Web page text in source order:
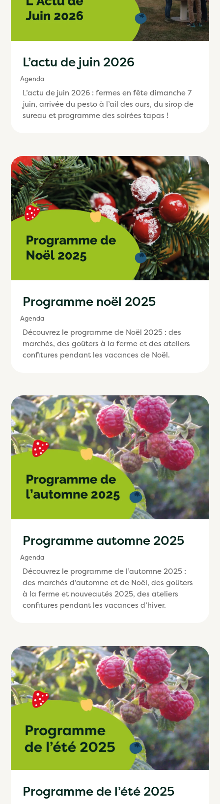
L’actu de juin 2026
Agenda
L’actu de juin 2026 : fermes en fête dimanche 7
juin, arrivée du pesto à l’ail des ours, du sirop de
sureau et programme des soirées tapas !
Programme noël 2025
Agenda
Découvrez le programme de Noël 2025 : des
marchés, des goûters à la ferme et des ateliers
confitures pendant les vacances de Noël.
Programme automne 2025
Agenda
Découvrez le programme de l’automne 2025 :
des marchés d’automne et de Noël, des goûters
à la ferme et nouveautés 2025, des ateliers
confitures pendant les vacances d’hiver.
Programme de l’été 2025